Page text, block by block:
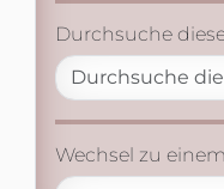
Durchsuche
Wechsel zu